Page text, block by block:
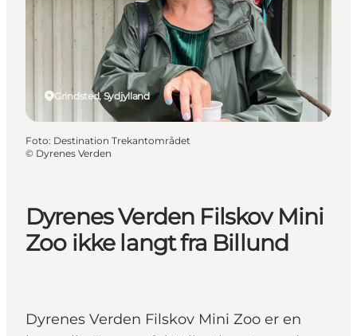
Overnatning
Planlæg din rejse
Dyrenes Verden Filskov Mini
Zoo ikke langt fra Billund
Dyrenes Verden Filskov Mini Zoo er en
Grindsted, Sydjylland
Foto: Destination Trekantområdet
© Dyrenes Verden